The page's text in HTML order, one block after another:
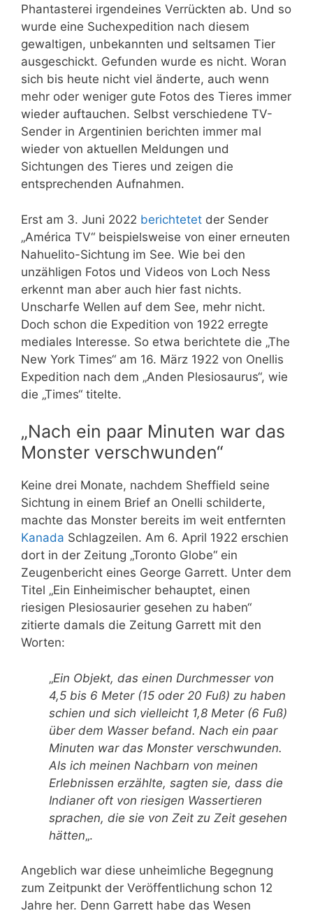
Phantasterei irgendeines Verrückten ab. Und so
wurde eine Suchexpedition nach diesem
gewaltigen, unbekannten und seltsamen Tier
ausgeschickt. Gefunden wurde es nicht. Woran
sich bis heute nicht viel änderte, auch wenn
mehr oder weniger gute Fotos des Tieres immer
wieder auftauchen. Selbst verschiedene TV-
Sender in Argentinien berichten immer mal
wieder von aktuellen Meldungen und
Sichtungen des Tieres und zeigen die
entsprechenden Aufnahmen.
Erst am 3. Juni 2022 berichtetet der Sender
„América TV“ beispielsweise von einer erneuten
Nahuelito-Sichtung im See. Wie bei den
unzähligen Fotos und Videos von Loch Ness
erkennt man aber auch hier fast nichts.
Unscharfe Wellen auf dem See, mehr nicht.
Doch schon die Expedition von 1922 erregte
mediales Interesse. So etwa berichtete die „The
New York Times“ am 16. März 1922 von Onellis
Expedition nach dem „Anden Plesiosaurus“, wie
die „Times“ titelte.
„Nach ein paar Minuten war das
Monster verschwunden“
Keine drei Monate, nachdem Sheffield seine
Sichtung in einem Brief an Onelli schilderte,
machte das Monster bereits im weit entfernten
Kanada Schlagzeilen. Am 6. April 1922 erschien
dort in der Zeitung „Toronto Globe“ ein
Zeugenbericht eines George Garrett. Unter dem
Titel „Ein Einheimischer behauptet, einen
riesigen Plesiosaurier gesehen zu haben“
zitierte damals die Zeitung Garrett mit den
Worten:
„Ein Objekt, das einen Durchmesser von
4,5 bis 6 Meter (15 oder 20 Fuß) zu haben
schien und sich vielleicht 1,8 Meter (6 Fuß)
über dem Wasser befand. Nach ein paar
Minuten war das Monster verschwunden.
Als ich meinen Nachbarn von meinen
Erlebnissen erzählte, sagten sie, dass die
Indianer oft von riesigen Wassertieren
sprachen, die sie von Zeit zu Zeit gesehen
hätten„.
Angeblich war diese unheimliche Begegnung
zum Zeitpunkt der Veröffentlichung schon 12
Jahre her. Denn Garrett habe das Wesen